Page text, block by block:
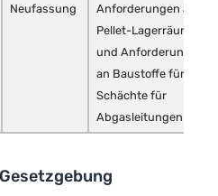
Neufassung
Anforderungen an
Pellet-Lagerräume
und Anforderungen
an Baustoffe für
Schächte für
Abgasleitungen